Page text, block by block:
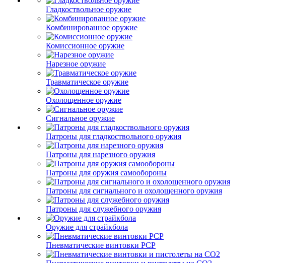
Гладкоствольное оружие
Комбинированное оружие
Комиссионное оружие
Нарезное оружие
Травматическое оружие
Охолощенное оружие
Сигнальное оружие
Патроны для гладкоствольного оружия
Патроны для нарезного оружия
Патроны для оружия самообороны
Патроны для сигнального и охолощенного оружия
Патроны для служебного оружия
Оружие для страйкбола
Пневматические винтовки PCP